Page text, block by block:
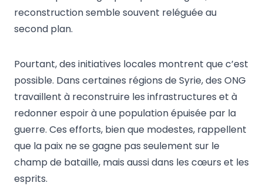
reconstruction semble souvent reléguée au
second plan.
Pourtant, des initiatives locales montrent que c’est
possible. Dans certaines régions de Syrie, des ONG
travaillent à reconstruire les infrastructures et à
redonner espoir à une population épuisée par la
guerre. Ces efforts, bien que modestes, rappellent
que la paix ne se gagne pas seulement sur le
champ de bataille, mais aussi dans les cœurs et les
esprits.